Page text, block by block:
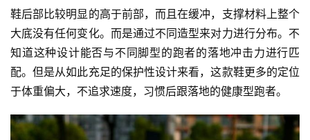
鞋后部比较明显的高于前部，而且在缓冲，支撑材料上整个
大底没有任何变化。而是通过不同造型来对力进行分布。不
知道这种设计能否与不同脚型的跑者的落地冲击力进行匹
配。但是从如此充足的保护性设计来看，这款鞋更多的定位
于体重偏大，不追求速度，习惯后跟落地的健康型跑者。